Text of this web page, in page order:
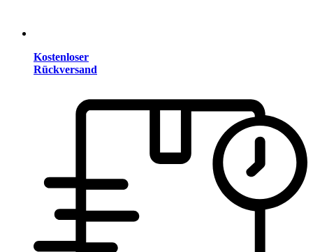
Kostenloser
Rückversand